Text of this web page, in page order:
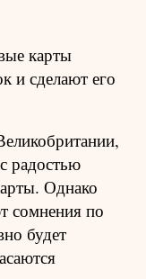
карты
и сделают его
радостью
Однако
сомнения по
будет